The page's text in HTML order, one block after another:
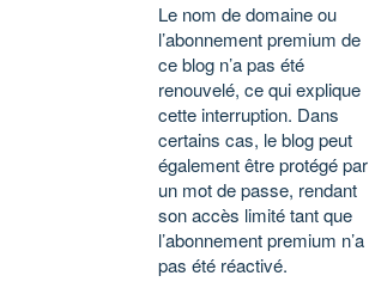
Le nom de domaine ou
l’abonnement premium de
ce blog n’a pas été
renouvelé, ce qui explique
cette interruption. Dans
certains cas, le blog peut
également être protégé par
un mot de passe, rendant
son accès limité tant que
l’abonnement premium n’a
pas été réactivé.